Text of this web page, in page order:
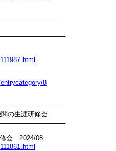
8
の生涯研修会
会　2024/08